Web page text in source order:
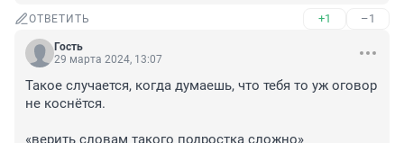
ОТВЕТИТЬ +1 –1
Гость
29 марта 2024, 13:07
Такое случается, когда думаешь, что тебя то уж оговор
не коснётся.
«верить словам такого подростка сложно»